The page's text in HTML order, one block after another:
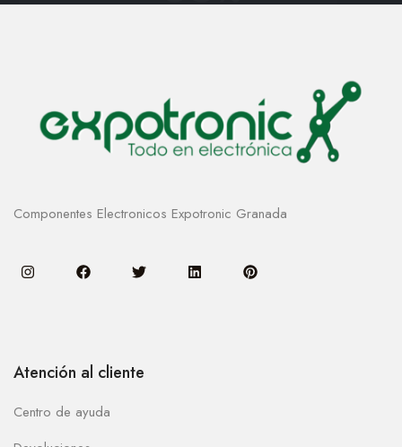
Componentes Electronicos Expotronic Granada
Atención al cliente
Centro de ayuda